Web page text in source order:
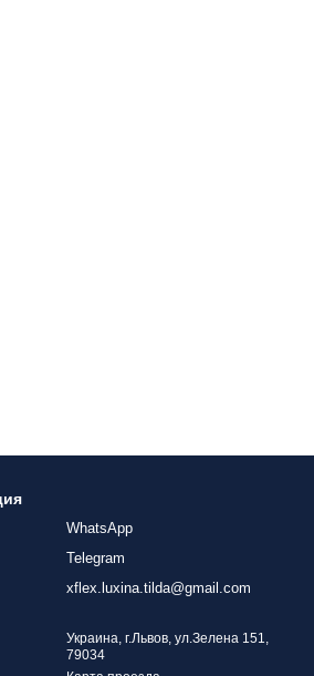
WhatsApp
Telegram
xflex.luxina.tilda@gmail.com
Украина, г.Львов, ул.Зелена 151,
79034